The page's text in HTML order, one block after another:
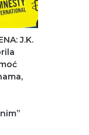
J.K.